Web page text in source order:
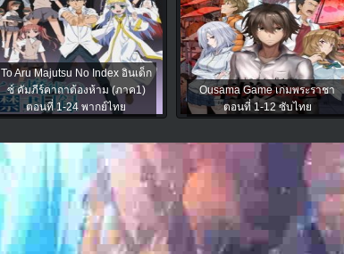
To Aru Majutsu No Index อินเด็ก
ซ์ คัมภีร์คาถาต้องห้าม (ภาค1)
ตอนที่ 1-24 พากย์ไทย
Ousama Game เกมพระราชา
ตอนที่ 1-12 ซับไทย